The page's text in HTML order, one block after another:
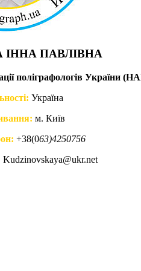
ІННА ПАВЛІВНА
поліграфологів України
Україна
м. Київ
+38(063)4250756
Kudzinovskaya@ukr.net